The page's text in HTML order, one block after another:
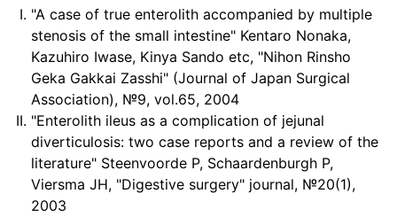
"A case of true enterolith accompanied by multiple
stenosis of the small intestine" Kentaro Nonaka,
Kazuhiro Iwase, Kinya Sando etc, "Nihon Rinsho
Geka Gakkai Zasshi" (Journal of Japan Surgical
Association), №9, vol.65, 2004
"Enterolith ileus as a complication of jejunal
diverticulosis: two case reports and a review of the
literature" Steenvoorde P, Schaardenburgh P,
Viersma JH, "Digestive surgery" journal, №20(1),
2003